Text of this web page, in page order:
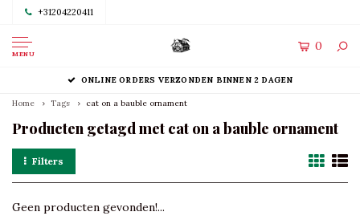
+31204220411
MENU
0
ONLINE ORDERS VERZONDEN BINNEN 2 DAGEN
Home Tags cat on a bauble ornament
Producten getagd met cat on a bauble ornament
Filters
Geen producten gevonden!...